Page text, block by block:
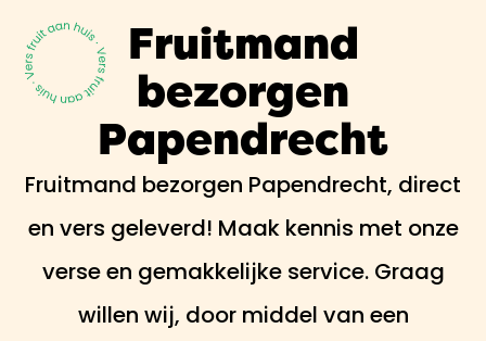
Fruitmand
bezorgen
Papendrecht
Fruitmand bezorgen Papendrecht, direct
en vers geleverd! Maak kennis met onze
verse en gemakkelijke service. Graag
willen wij, door middel van een